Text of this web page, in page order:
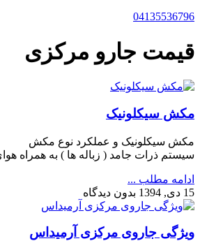
04135536796
قیمت جارو مرکزی
مکش سیکلونیک
مکش سیکلونیک و عملکرد نوع مکش
سیستم ذرات جامد ( زباله ها ) به همراه هوای
ادامه مطلب ...
15 دی, 1394
بدون دیدگاه
ویژگی جاروی مرکزی آرمیداس